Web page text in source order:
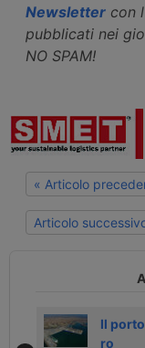
Newsletter con
pubblicati nei
NO SPAM!
« Articolo
Articolo
Il
ro